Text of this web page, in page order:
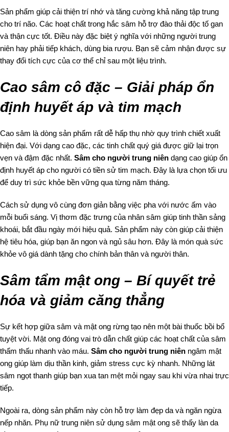
Sản phẩm giúp cải thiện trí nhớ và tăng cường khả năng tập trung
cho trí não. Các hoạt chất trong hắc sâm hỗ trợ đào thải độc tố gan
và thận cực tốt. Điều này đặc biệt ý nghĩa với những người trung
niên hay phải tiếp khách, dùng bia rượu. Bạn sẽ cảm nhận được sự
thay đổi tích cực của cơ thể chỉ sau một liệu trình.
Cao sâm cô đặc – Giải pháp ổn
định huyết áp và tim mạch
Cao sâm là dòng sản phẩm rất dễ hấp thụ nhờ quy trình chiết xuất
hiện đại. Với dạng cao đặc, các tinh chất quý giá được giữ lại trọn
vẹn và đậm đặc nhất. Sâm cho người trung niên dạng cao giúp ổn
định huyết áp cho người có tiền sử tim mạch. Đây là lựa chọn tối ưu
để duy trì sức khỏe bền vững qua từng năm tháng.
Cách sử dụng vô cùng đơn giản bằng việc pha với nước ấm vào
mỗi buổi sáng. Vị thơm đặc trưng của nhân sâm giúp tinh thần sảng
khoái, bắt đầu ngày mới hiệu quả. Sản phẩm này còn giúp cải thiện
hệ tiêu hóa, giúp bạn ăn ngon và ngủ sâu hơn. Đây là món quà sức
khỏe vô giá dành tặng cho chính bản thân và người thân.
Sâm tẩm mật ong – Bí quyết trẻ
hóa và giảm căng thẳng
Sự kết hợp giữa sâm và mật ong rừng tạo nên một bài thuốc bồi bổ
tuyệt vời. Mật ong đóng vai trò dẫn chất giúp các hoạt chất của sâm
thẩm thấu nhanh vào máu. Sâm cho người trung niên ngâm mật
ong giúp làm dịu thần kinh, giảm stress cực kỳ nhanh. Những lát
sâm ngọt thanh giúp bạn xua tan mệt mỏi ngay sau khi vừa nhai trực
tiếp.
Ngoài ra, dòng sản phẩm này còn hỗ trợ làm đẹp da và ngăn ngừa
nếp nhăn. Phụ nữ trung niên sử dụng sâm mật ong sẽ thấy làn da